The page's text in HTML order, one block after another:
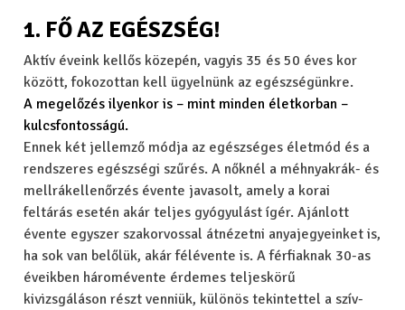
1. FŐ AZ EGÉSZSÉG!
Aktív éveink kellős közepén, vagyis 35 és 50 éves kor
között, fokozottan kell ügyelnünk az egészségünkre.
A megelőzés ilyenkor is – mint minden életkorban –
kulcsfontosságú.
Ennek két jellemző módja az egészséges életmód és a
rendszeres egészségi szűrés. A nőknél a méhnyakrák- és
mellrákellenőrzés évente javasolt, amely a korai
feltárás esetén akár teljes gyógyulást ígér. Ajánlott
évente egyszer szakorvossal átnézetni anyajegyeinket is,
ha sok van belőlük, akár félévente is. A férfiaknak 30-as
éveikben háromévente érdemes teljeskörű
kivizsgáláson részt venniük, különös tekintettel a szív-